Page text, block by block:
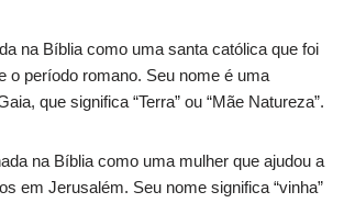
na Bíblia como uma santa católica que foi
o período romano. Seu nome é uma
que significa “Terra” ou “Mãe Natureza”.
na Bíblia como uma mulher que ajudou a
em Jerusalém. Seu nome significa “vinha”